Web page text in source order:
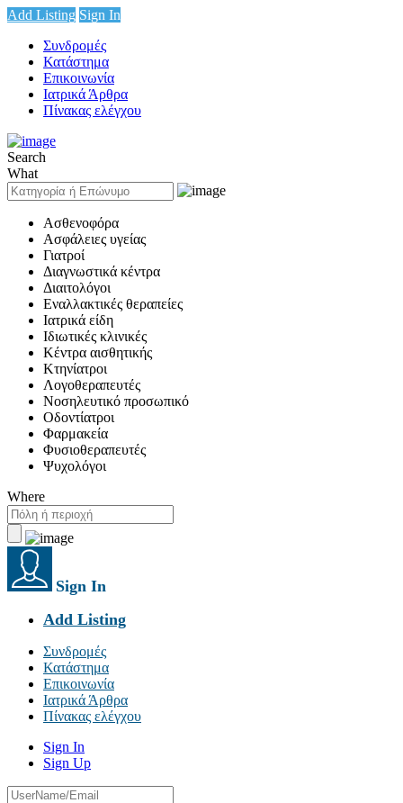
Add Listing Sign In
Συνδρομές
Κατάστημα
Επικοινωνία
Ιατρικά Άρθρα
Πίνακας ελέγχου
Search
What
Ασθενοφόρα
Ασφάλειες υγείας
Γιατροί
Διαγνωστικά κέντρα
Διαιτολόγοι
Εναλλακτικές θεραπείες
Ιατρικά είδη
Ιδιωτικές κλινικές
Κέντρα αισθητικής
Κτηνίατροι
Λογοθεραπευτές
Νοσηλευτικό προσωπικό
Οδοντίατροι
Φαρμακεία
Φυσιοθεραπευτές
Ψυχολόγοι
Where
Sign In
Add Listing
Συνδρομές
Κατάστημα
Επικοινωνία
Ιατρικά Άρθρα
Πίνακας ελέγχου
Sign In
Sign Up